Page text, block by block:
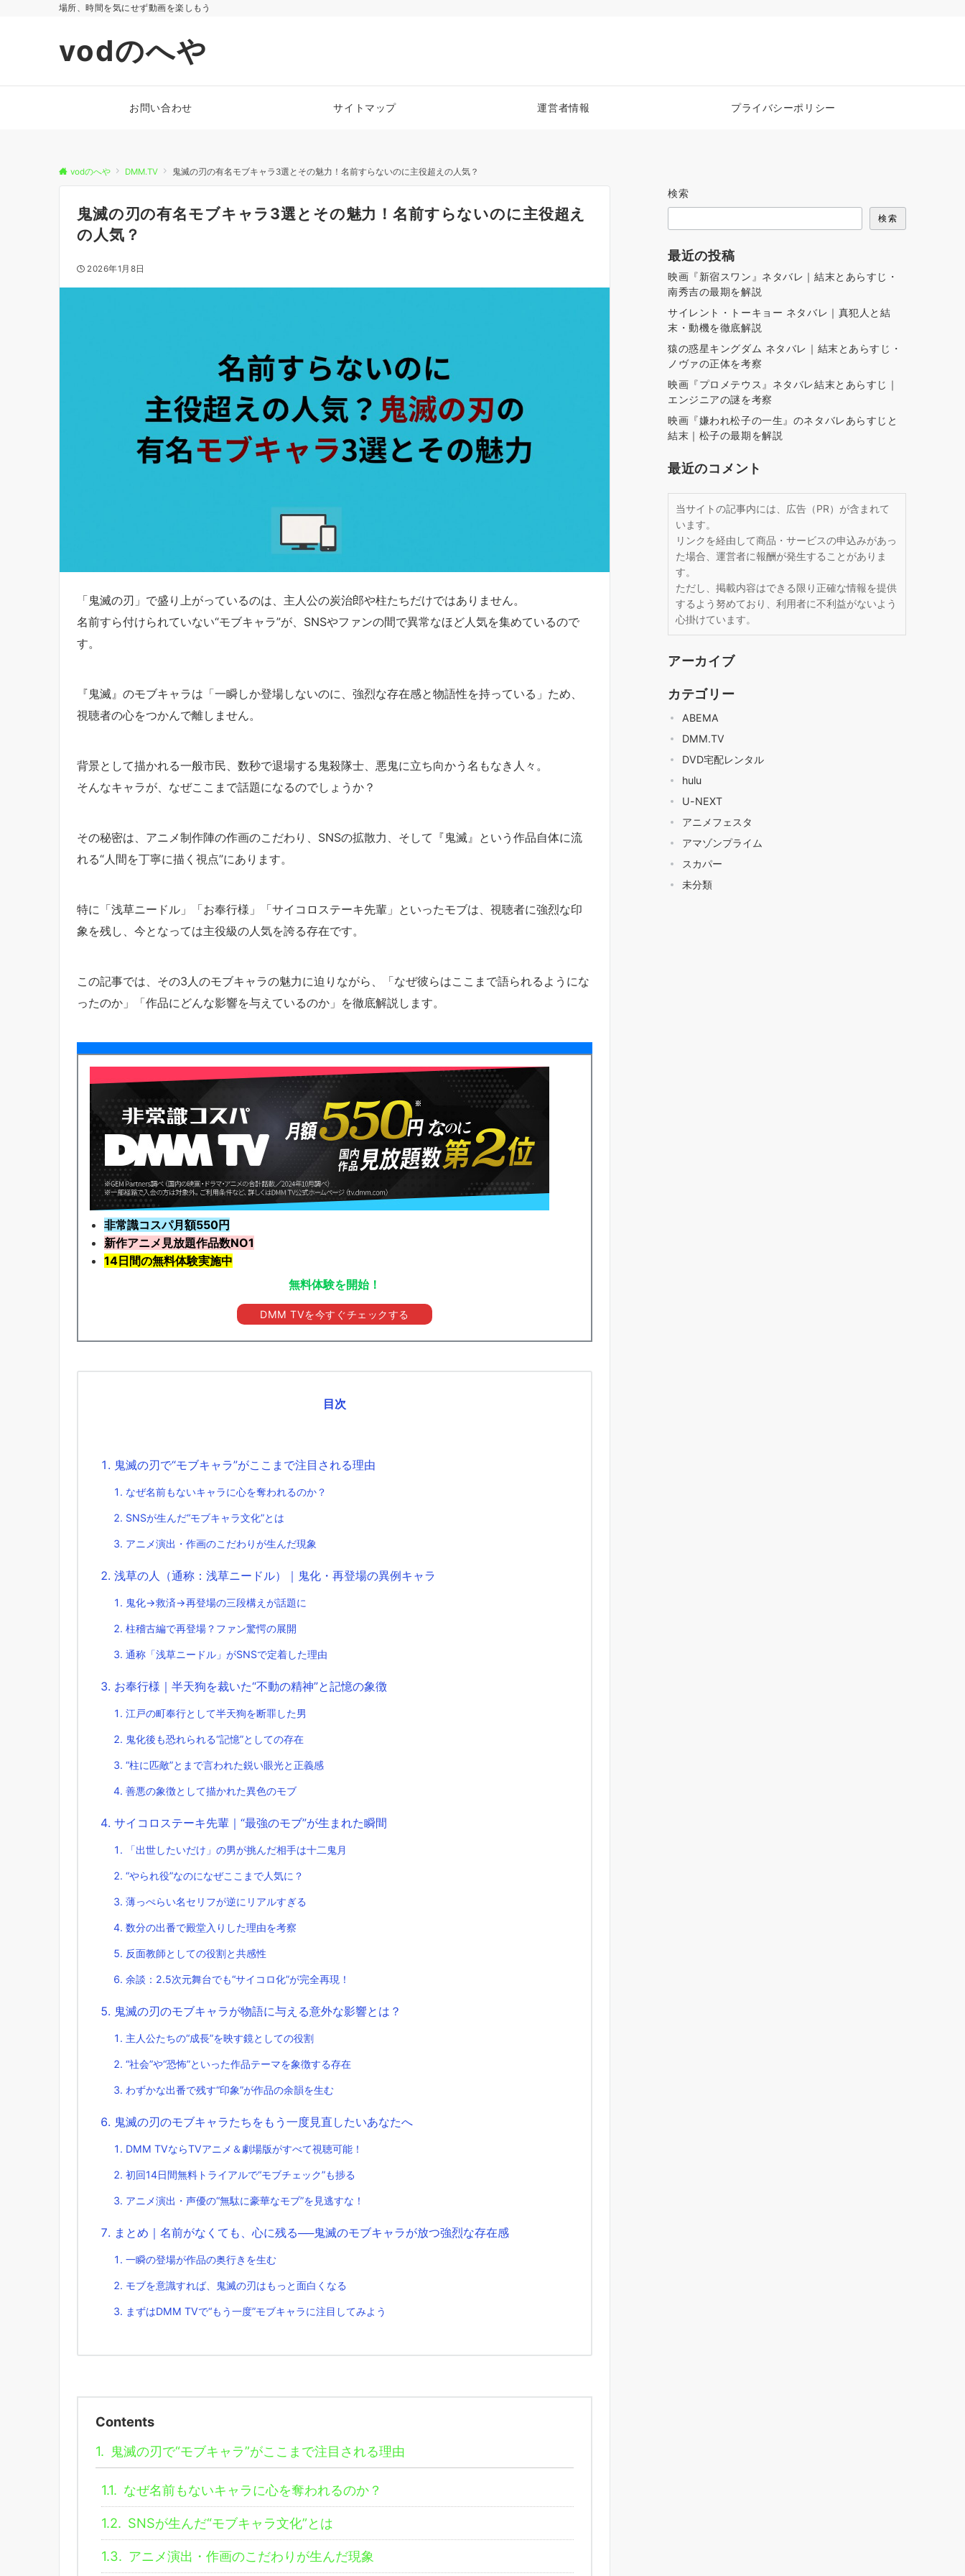
場所、時間を気にせず動画を楽しもう
vodのへや
お問い合わせ サイトマップ 運営者情報 プライバシーポリシー
vodのへや DMM.TV 鬼滅の刃の有名モブキャラ3選とその魅力！名前すらないのに主役超えの人気？
鬼滅の刃の有名モブキャラ3選とその魅力！名前すらないのに主役超え
の人気？
2026年1月8日
「鬼滅の刃」で盛り上がっているのは、主人公の炭治郎や柱たちだけではありません。
名前すら付けられていない“モブキャラ”が、SNSやファンの間で異常なほど人気を集めているので
す。
『鬼滅』のモブキャラは「一瞬しか登場しないのに、強烈な存在感と物語性を持っている」ため、
視聴者の心をつかんで離しません。
背景として描かれる一般市民、数秒で退場する鬼殺隊士、悪鬼に立ち向かう名もなき人々。
そんなキャラが、なぜここまで話題になるのでしょうか？
その秘密は、アニメ制作陣の作画のこだわり、SNSの拡散力、そして『鬼滅』という作品自体に流
れる“人間を丁寧に描く視点”にあります。
特に「浅草ニードル」「お奉行様」「サイコロステーキ先輩」といったモブは、視聴者に強烈な印
象を残し、今となっては主役級の人気を誇る存在です。
この記事では、その3人のモブキャラの魅力に迫りながら、「なぜ彼らはここまで語られるようにな
ったのか」「作品にどんな影響を与えているのか」を徹底解説します。
非常識コスパ月額550円
新作アニメ見放題作品数NO1
14日間の無料体験実施中
無料体験を開始！
DMM TVを今すぐチェックする
目次
鬼滅の刃で“モブキャラ”がここまで注目される理由
なぜ名前もないキャラに心を奪われるのか？
SNSが生んだ“モブキャラ文化”とは
アニメ演出・作画のこだわりが生んだ現象
浅草の人（通称：浅草ニードル）｜鬼化・再登場の異例キャラ
鬼化→救済→再登場の三段構えが話題に
柱稽古編で再登場？ファン驚愕の展開
通称「浅草ニードル」がSNSで定着した理由
お奉行様｜半天狗を裁いた“不動の精神”と記憶の象徴
江戸の町奉行として半天狗を断罪した男
鬼化後も恐れられる“記憶”としての存在
“柱に匹敵”とまで言われた鋭い眼光と正義感
善悪の象徴として描かれた異色のモブ
サイコロステーキ先輩｜“最強のモブ”が生まれた瞬間
「出世したいだけ」の男が挑んだ相手は十二鬼月
“やられ役”なのになぜここまで人気に？
薄っぺらい名セリフが逆にリアルすぎる
数分の出番で殿堂入りした理由を考察
反面教師としての役割と共感性
余談：2.5次元舞台でも“サイコロ化”が完全再現！
鬼滅の刃のモブキャラが物語に与える意外な影響とは？
主人公たちの“成長”を映す鏡としての役割
“社会”や“恐怖”といった作品テーマを象徴する存在
わずかな出番で残す“印象”が作品の余韻を生む
鬼滅の刃のモブキャラたちをもう一度見直したいあなたへ
DMM TVならTVアニメ＆劇場版がすべて視聴可能！
初回14日間無料トライアルで“モブチェック”も捗る
アニメ演出・声優の“無駄に豪華なモブ”を見逃すな！
まとめ｜名前がなくても、心に残る──鬼滅のモブキャラが放つ強烈な存在感
一瞬の登場が作品の奥行きを生む
モブを意識すれば、鬼滅の刃はもっと面白くなる
まずはDMM TVで“もう一度”モブキャラに注目してみよう
Contents
1. 鬼滅の刃で“モブキャラ”がここまで注目される理由
1.1. なぜ名前もないキャラに心を奪われるのか？
1.2. SNSが生んだ“モブキャラ文化”とは
1.3. アニメ演出・作画のこだわりが生んだ現象
検索
検索
最近の投稿
映画『新宿スワン』ネタバレ｜結末とあらすじ・
南秀吉の最期を解説
サイレント・トーキョー ネタバレ｜真犯人と結
末・動機を徹底解説
猿の惑星キングダム ネタバレ｜結末とあらすじ・
ノヴァの正体を考察
映画『プロメテウス』ネタバレ結末とあらすじ｜
エンジニアの謎を考察
映画『嫌われ松子の一生』のネタバレあらすじと
結末｜松子の最期を解説
最近のコメント
当サイトの記事内には、広告（PR）が含まれて
います。
リンクを経由して商品・サービスの申込みがあっ
た場合、運営者に報酬が発生することがありま
す。
ただし、掲載内容はできる限り正確な情報を提供
するよう努めており、利用者に不利益がないよう
心掛けています。
アーカイブ
カテゴリー
ABEMA
DMM.TV
DVD宅配レンタル
hulu
U-NEXT
アニメフェスタ
アマゾンプライム
スカパー
未分類